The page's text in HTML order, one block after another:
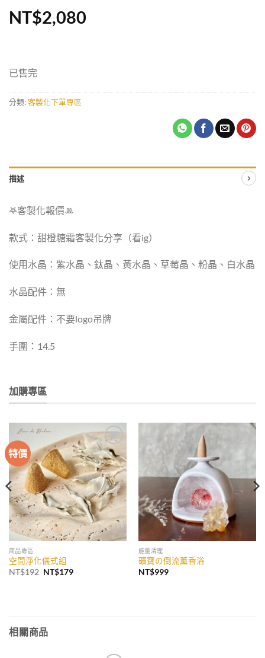
NT$2,080
已售完
分類:客製化下單專區
描述
𖤐客製化報價‪ꔛ
款式：甜橙糖霜客製化分享（看ig）
使用水晶：紫水晶、鈦晶、黃水晶、草莓晶、粉晶、白水晶
水晶配件：無
金屬配件：不要logo吊牌
手圍：14.5
加購專區
特價
加入
收藏
商品專區
空間淨化儀式組
NT$192 原
NT$179目
收藏
能量清理
礦寶の倒流薰香浴
NT$999
相關商品